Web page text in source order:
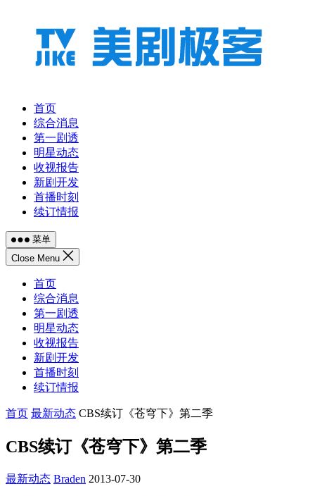
首页
综合消息
第一剧透
明星动态
收视报告
新剧开发
首播时刻
续订情报
菜单
Close Menu
首页
综合消息
第一剧透
明星动态
收视报告
新剧开发
首播时刻
续订情报
首页 最新动态 CBS续订《苍穹下》第二季
CBS续订《苍穹下》第二季
最新动态 Braden 2013-07-30